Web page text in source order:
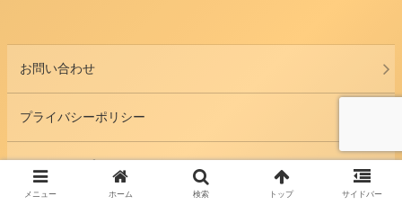
お問い合わせ
プライバシーポリシー
サイトマップ
メニュー ホーム 検索 トップ サイドバー